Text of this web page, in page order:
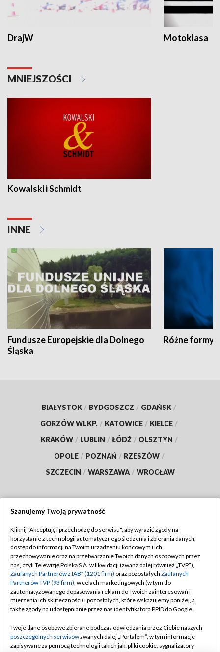
DrajW Motoklasa
MNIEJSZOŚCI
Kowalski i Schmidt
INNE
Fundusze Europejskie dla Dolnego
Śląska
Różne formy
BIAŁYSTOK / BYDGOSZCZ / GDAŃSK /
GORZÓW WLKP. / KATOWICE / KIELCE /
KRAKÓW / LUBLIN / ŁÓDŹ / OLSZTYN /
OPOLE / POZNAŃ / RZESZÓW /
SZCZECIN / WARSZAWA / WROCŁAW
TVP
Abonament TVP
Emisja w TVP
Centrum informacji TVP
Naziemna Telewizja Cyfrowa
Rada Programowa
Regulamin TVP
Polityka prywatności
Moje zgody
Pomoc
Kontakt
Szanujemy Twoją prywatność
Kliknij "Akceptuję i przechodzę do serwisu", aby wyrazić zgody na
korzystanie z technologii automatycznego śledzenia i zbierania danych,
dostęp do informacji na Twoim urządzeniu końcowym i ich
przechowywanie oraz na przetwarzanie Twoich danych osobowych przez
nas, czyli Telewizję Polską S.A. w likwidacji (zwaną dalej również „TVP”),
Zaufanych Partnerów z IAB* (1201 firm) oraz pozostałych Zaufanych
Partnerów TVP (93 firm), w celach marketingowych (w tym do
zautomatyzowanego dopasowania reklam do Twoich zainteresowań i
mierzenia ich skuteczności) i pozostałych, które wskazujemy poniżej, a
także zgody na udostępnianie przez nas identyfikatora PPID do Google.
Twoje dane osobowe zbierane podczas odwiedzania przez Ciebie naszych
poszczególnych serwisówzwanych dalej „Portalem”, w tym informacje
zapisywane za pomocą technologii takich jak: pliki cookie, sygnalizatory